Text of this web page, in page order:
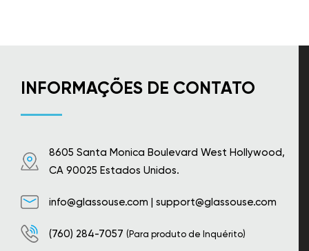
INFORMAÇÕES DE CONTATO
8605 Santa Monica Boulevard West Hollywood,
CA 90025 Estados Unidos.
info@glassouse.com | support@glassouse.com
(760) 284-7057 (Para produto de Inquérito)